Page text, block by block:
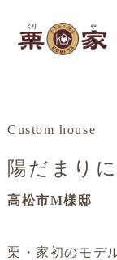
Custom house
陽だまり
高松市M様邸
栗・家初のモデ